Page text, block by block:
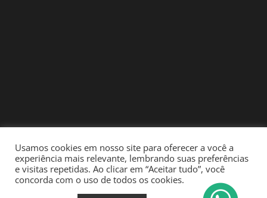
Usamos cookies em nosso site para oferecer a você a
experiência mais relevante, lembrando suas preferências
e visitas repetidas. Ao clicar em “Aceitar tudo”, você
concorda com o uso de todos os cookies.